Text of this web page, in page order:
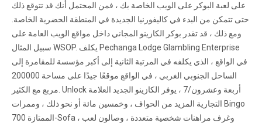
على لعبة البوكر على الويب الخاصة بك ، فمن المحتمل أنك قد تتوقع ذلك
حتى تتمكن من البدء في كاليفورنيا الجديدة في المنطقة الحضرية الخاصة.
ومع ذلك ، قد تقدر بوكر الكازينو المجاني داخل مواقع الويب العامة على
سبيل المثال WSOP. يكلف Pechanga Lodge Glambling Enterprise
في الواقع ، الذي يكلفه في المرتبة الثانية إلى أكبر مؤسسة للمقامرة إلى
الساحل الجنوبي الغربي ، في الواقع موقعًا جيدًا على مساحة 200000
مربع مع الكثير. Unlock أربعة وعشرون/7 ، يوفر الكازينو الجديد العلامة
التجارية المزيد من الحواف ، وخمسين مائة أو نحو ذلك ، وممرات Bingo
الممتازة 700-Sofa ، وغرف مراهنات شخصية متعددة ، وصالون لعب